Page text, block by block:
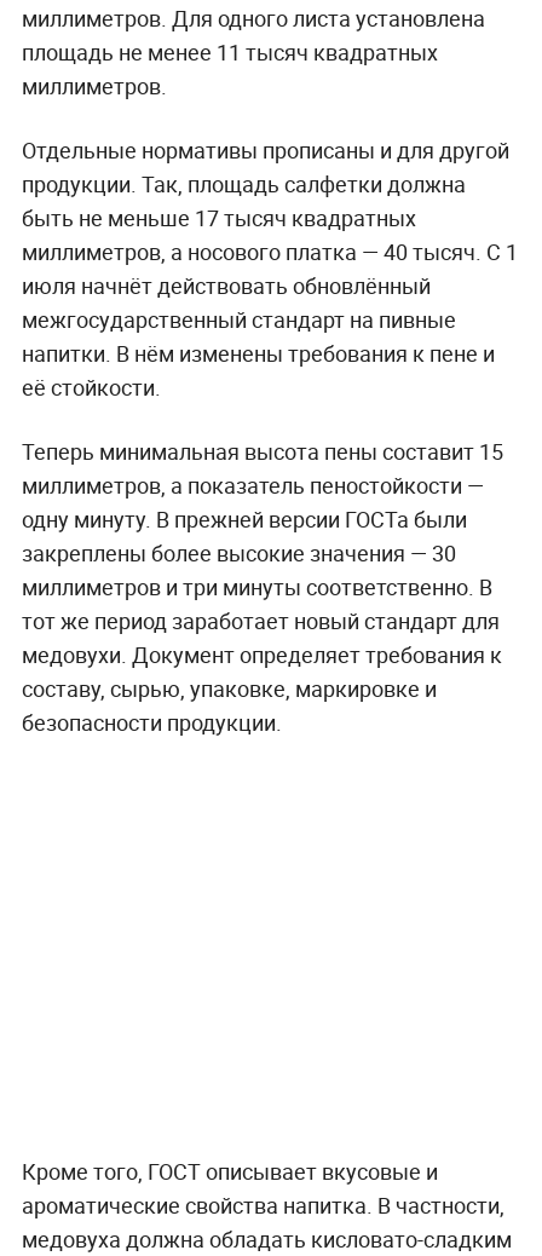
миллиметров. Для одного листа установлена
площадь не менее 11 тысяч квадратных
миллиметров.
Отдельные нормативы прописаны и для другой
продукции. Так, площадь салфетки должна
быть не меньше 17 тысяч квадратных
миллиметров, а носового платка — 40 тысяч. С 1
июля начнёт действовать обновлённый
межгосударственный стандарт на пивные
напитки. В нём изменены требования к пене и
её стойкости.
Теперь минимальная высота пены составит 15
миллиметров, а показатель пеностойкости —
одну минуту. В прежней версии ГОСТа были
закреплены более высокие значения — 30
миллиметров и три минуты соответственно. В
тот же период заработает новый стандарт для
медовухи. Документ определяет требования к
составу, сырью, упаковке, маркировке и
безопасности продукции.
Кроме того, ГОСТ описывает вкусовые и
ароматические свойства напитка. В частности,
медовуха должна обладать кисловато-сладким